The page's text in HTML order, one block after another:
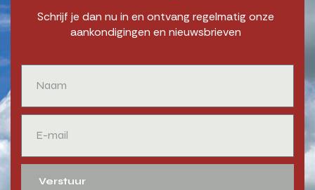
Schrijf je dan nu in en ontvang regelmatig onze
aankondigingen en nieuwsbrieven
Verstuur